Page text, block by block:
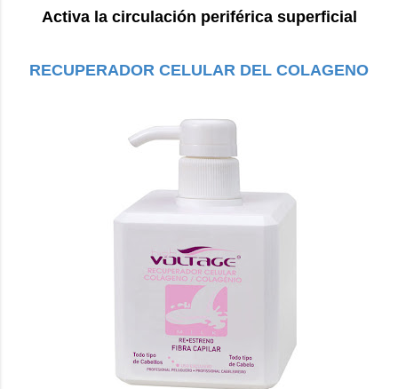
Activa la circulación periférica superficial
RECUPERADOR CELULAR DEL COLAGENO